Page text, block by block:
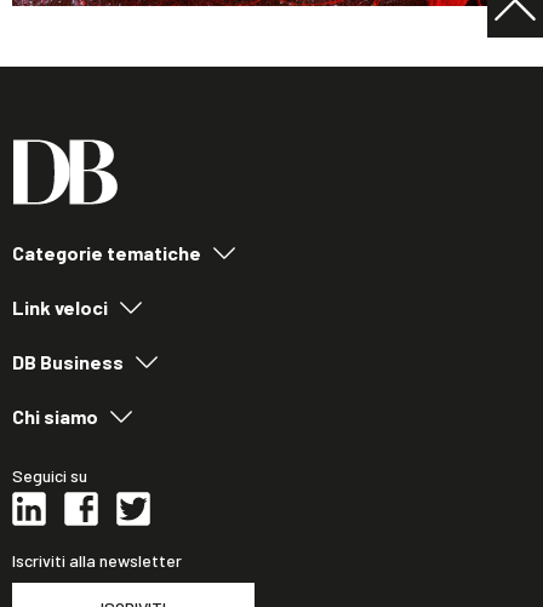
Categorie tematiche
Link veloci
DB Business
Chi siamo
Seguici su
Iscriviti alla newsletter